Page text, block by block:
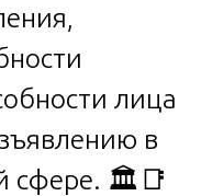
лица
в
сфере. 🏛️📑